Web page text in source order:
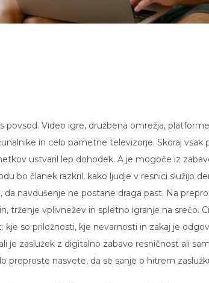
povsod. Video igre, družbena omrežja,
in celo pametne televizorje. Skoraj vsak
ustvaril lep dohodek. A je mogoče iz
bo članek razkril, kako ljudje v resnici služijo
navdušenje ne postane draga past. Na
trženje vplivnežev in spletno igranje na srečo.
kje so priložnosti, kje nevarnosti in zakaj je
je zaslužek z digitalno zabavo resničnost ali
preproste nasvete, da se sanje o hitrem